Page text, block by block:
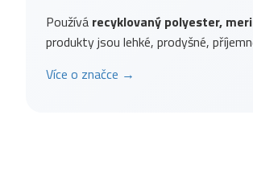
Používá recyklovaný polyester,
produkty jsou lehké, prodyšné,
Více o značce →